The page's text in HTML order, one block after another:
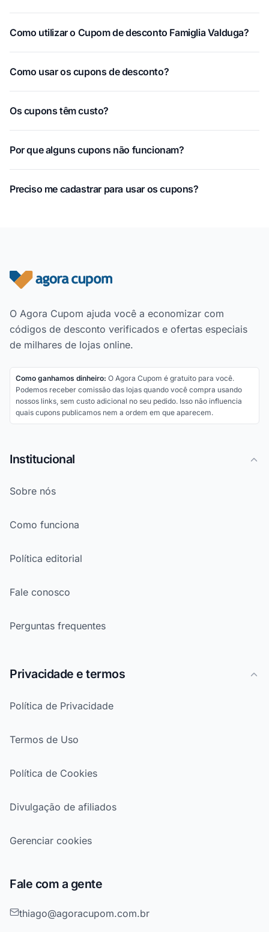
Como utilizar o Cupom de desconto Famiglia Valduga?
Como usar os cupons de desconto?
Os cupons têm custo?
Por que alguns cupons não funcionam?
Preciso me cadastrar para usar os cupons?
Rodapé do site
O Agora Cupom ajuda você a economizar com
códigos de desconto verificados e ofertas especiais
de milhares de lojas online.
Como ganhamos dinheiro: O Agora Cupom é gratuito para você.
Podemos receber comissão das lojas quando você compra usando
nossos links, sem custo adicional no seu pedido. Isso não influencia
quais cupons publicamos nem a ordem em que aparecem.
Institucional
Sobre nós
Como funciona
Política editorial
Fale conosco
Perguntas frequentes
Privacidade e termos
Política de Privacidade
Termos de Uso
Política de Cookies
Divulgação de afiliados
Gerenciar cookies
Fale com a gente
thiago@agoracupom.com.br